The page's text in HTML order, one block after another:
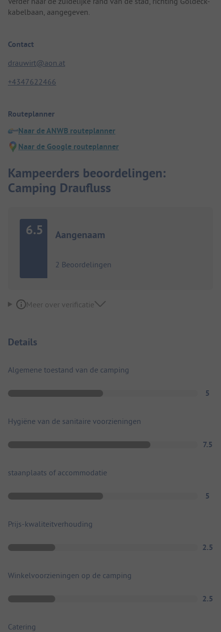
kabelbaan, aangegeven.
Contact
drauwirt@aon.at
+4347622466
Routeplanner
Naar de ANWB routeplanner
Naar de Google routeplanner
Kampeerders beoordelingen:
Camping Draufluss
6.5 Aangenaam
2 Beoordelingen
Meer over verificatie
Details
Algemene toestand van de camping
5
Hygiëne van de sanitaire voorzieningen
7.5
staanplaats of accommodatie
5
Prijs-kwaliteitverhouding
2.5
Winkelvoorzieningen op de camping
2.5
Catering